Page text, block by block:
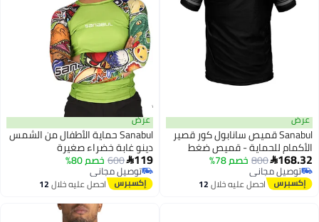
Sanabul قميص سانابول كور قصير
للحماية - قميص ضغط
للرجال - صغير - أسود/800خصم 78%
احصل عليه خلال12
اغسطس
عرض
Sanabul حماية الأطفال من الشمس
دينو غابة خضراء صغيرة
600خصم 80%
توصيل مجاني
توصيل مجانياحصل عليه خلال12
اغسطس